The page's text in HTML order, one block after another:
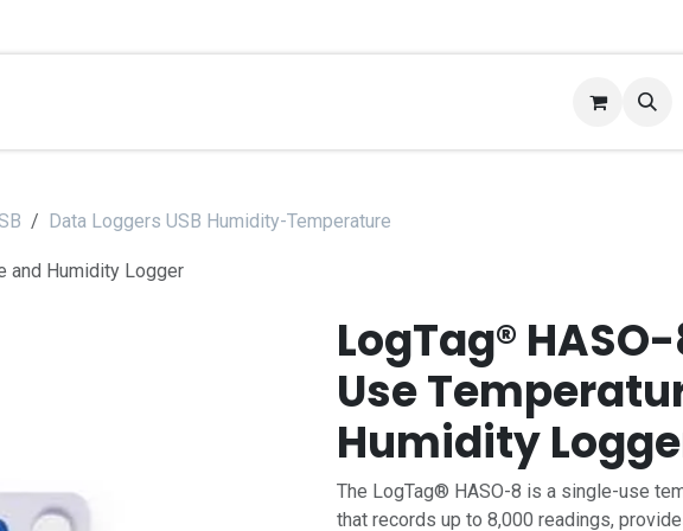
Data Loggers USB Humidity-Temperature
and Humidity Logger
LogTag®
Use
Humidity
The LogTag® HASO-8 is a single-use
that records up to 8,000 readings,